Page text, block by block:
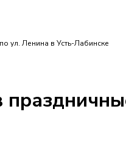
ул. Ленина в Усть-Лабинске